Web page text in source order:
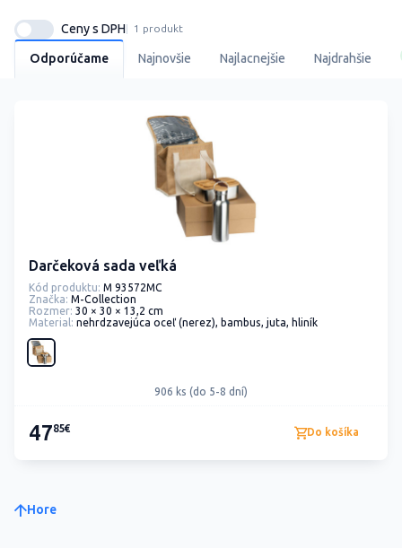
Odporúčame Najnovšie Najlacnejšie Najdrahšie
Ceny s DPH 1 produkt
Darčeková sada veľká
Kód produktu: M 93572MC
Značka: M-Collection
Rozmer: 30 × 30 × 13,2 cm
Material: nehrdzavejúca oceľ (nerez), bambus, juta, hliník
906 ks (do 5-8 dní)
4785€ Do košíka
Hore